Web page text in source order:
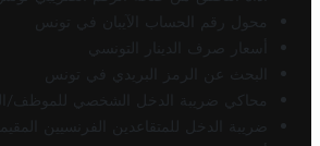
محول رقم الحساب الآيبان في تونس
أسعار صرف الدينار التونسي
البحث عن الرمز البريدي في تونس
محاكي ضريبة الدخل الشخصي للموظف/
ضريبة الدخل للمتقاعدين الفرنسيين